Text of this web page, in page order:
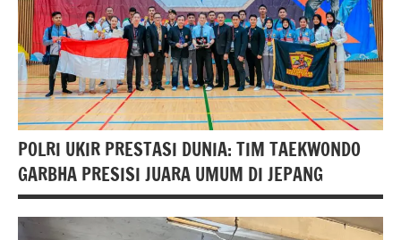
Kriminal
POLRI UKIR PRESTASI DUNIA: TIM TAEKWONDO
GARBHA PRESISI JUARA UMUM DI JEPANG